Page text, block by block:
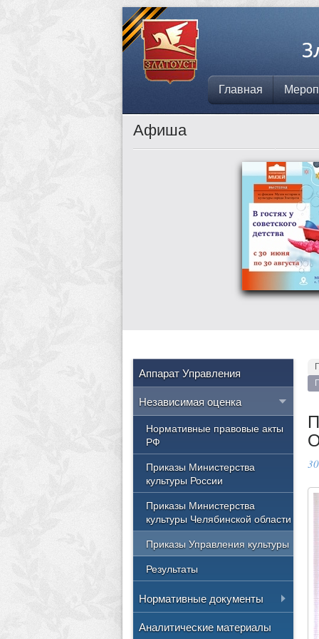
Главная
Афиша
Аппарат Управления
Независимая оценка
Нормативные правовые акты
РФ
Приказы Министерства
культуры России
Приказы Министерства
культуры Челябинской области
Приказы Управления культуры
Результаты
Нормативные документы
Положение об управлении
Аналитические материалы